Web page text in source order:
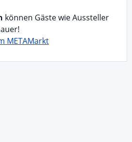
können Gäste wie Aussteller
METAMarkt